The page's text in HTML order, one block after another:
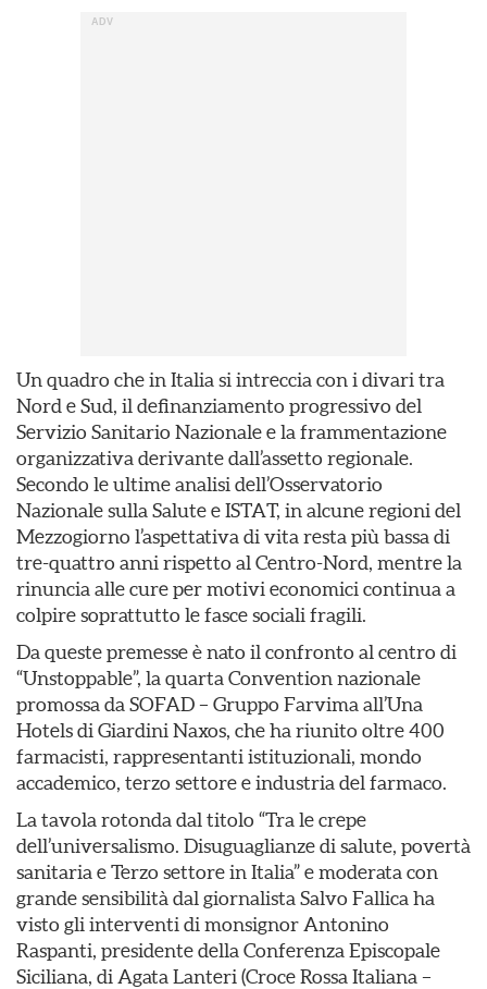
Un quadro che in Italia si intreccia con i divari tra
Nord e Sud, il definanziamento progressivo del
Servizio Sanitario Nazionale e la frammentazione
organizzativa derivante dall’assetto regionale.
Secondo le ultime analisi dell’Osservatorio
Nazionale sulla Salute e ISTAT, in alcune regioni del
Mezzogiorno l’aspettativa di vita resta più bassa di
tre-quattro anni rispetto al Centro-Nord, mentre la
rinuncia alle cure per motivi economici continua a
colpire soprattutto le fasce sociali fragili.
Da queste premesse è nato il confronto al centro di
“Unstoppable”, la quarta Convention nazionale
promossa da SOFAD – Gruppo Farvima all’Una
Hotels di Giardini Naxos, che ha riunito oltre 400
farmacisti, rappresentanti istituzionali, mondo
accademico, terzo settore e industria del farmaco.
La tavola rotonda dal titolo “Tra le crepe
dell’universalismo. Disuguaglianze di salute, povertà
sanitaria e Terzo settore in Italia” e moderata con
grande sensibilità dal giornalista Salvo Fallica ha
visto gli interventi di monsignor Antonino
Raspanti, presidente della Conferenza Episcopale
Siciliana, di Agata Lanteri (Croce Rossa Italiana –